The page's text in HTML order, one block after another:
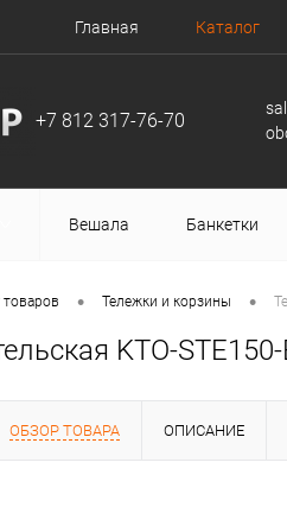
Главная Каталог
+7 812 317-76-70
Вешала Банкетки
товаров • Тележки и корзины •
KTO-
ОБЗОР ТОВАРА ОПИСАНИЕ